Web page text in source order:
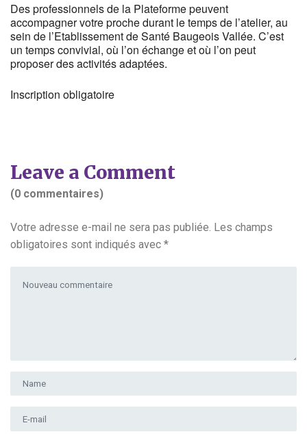
Des professionnels de la Plateforme peuvent
accompagner votre proche durant le temps de l’atelier, au
sein de l’Etablissement de Santé Baugeois Vallée. C’est
un temps convivial, où l’on échange et où l’on peut
proposer des activités adaptées.
Inscription obligatoire
Leave a Comment
(0 commentaires)
Votre adresse e-mail ne sera pas publiée. Les champs
obligatoires sont indiqués avec *
Prénom et nom
Adresse e-mail